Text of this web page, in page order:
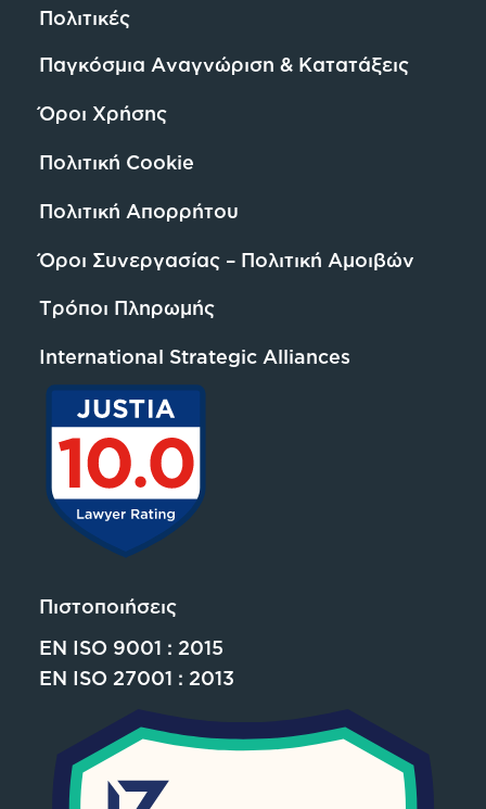
Πολιτικές
Παγκόσμια Αναγνώριση & Κατατάξεις
Όροι Χρήσης
Πολιτική Cookie
Πολιτική Απορρήτου
Όροι Συνεργασίας – Πολιτική Αμοιβών
Τρόποι Πληρωμής
International Strategic Alliances
Πιστοποιήσεις
EN ISO 9001 : 2015
EN ISO 27001 : 2013